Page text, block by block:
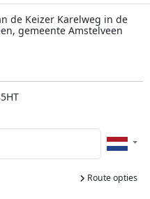
de Keizer Karelweg in de
gemeente Amstelveen
Route opties